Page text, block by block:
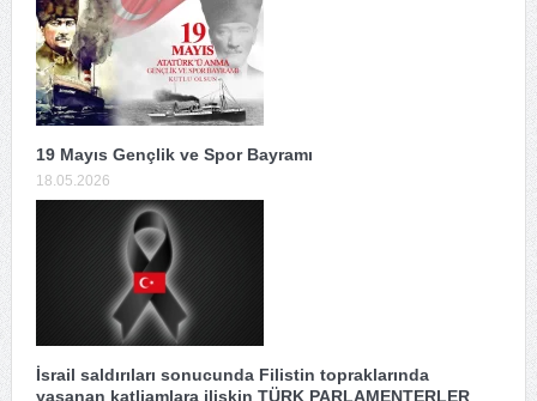
19 Mayıs Gençlik ve Spor Bayramı
18.05.2026
İsrail saldırıları sonucunda Filistin topraklarında
yaşanan katliamlara ilişkin TÜRK PARLAMENTERLER